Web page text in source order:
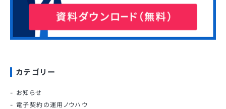
カテゴリー
お知らせ
電子契約の運用ノウハウ